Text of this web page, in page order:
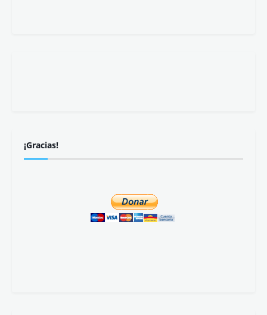
¡Gracias!